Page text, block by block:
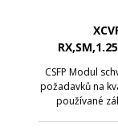
CSFP Modul
požadavků na
používané